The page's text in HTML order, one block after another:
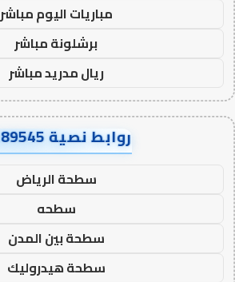
مباريات اليوم مباشر
برشلونة مباشر
ريال مدريد مباشر
روابط نصية AA89545
سطحة الرياض
سطحه
سطحة بين المدن
سطحة هيدروليك